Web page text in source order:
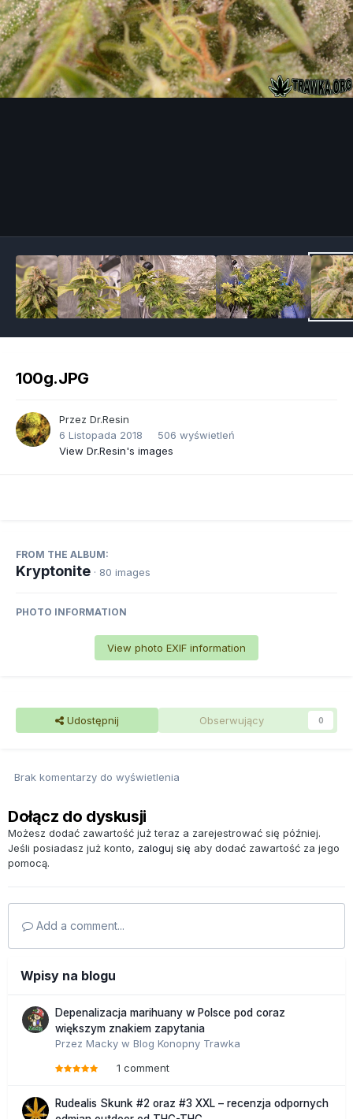
100g.JPG
Przez Dr.Resin
6 Listopada 2018
506 wyświetleń
View Dr.Resin's images
FROM THE ALBUM:
Kryptonite · 80 images
PHOTO INFORMATION
View photo EXIF information
Udostępnij Obserwujący 0
Brak komentarzy do wyświetlenia
Dołącz do dyskusji
Możesz dodać zawartość już teraz a zarejestrować się później.
Jeśli posiadasz już konto, zaloguj się aby dodać zawartość za jego
pomocą.
Add a comment...
Wpisy na blogu
Depenalizacja marihuany w Polsce pod coraz
większym znakiem zapytania
Przez Macky w Blog Konopny Trawka
1 comment
Rudealis Skunk #2 oraz #3 XXL – recenzja odpornych